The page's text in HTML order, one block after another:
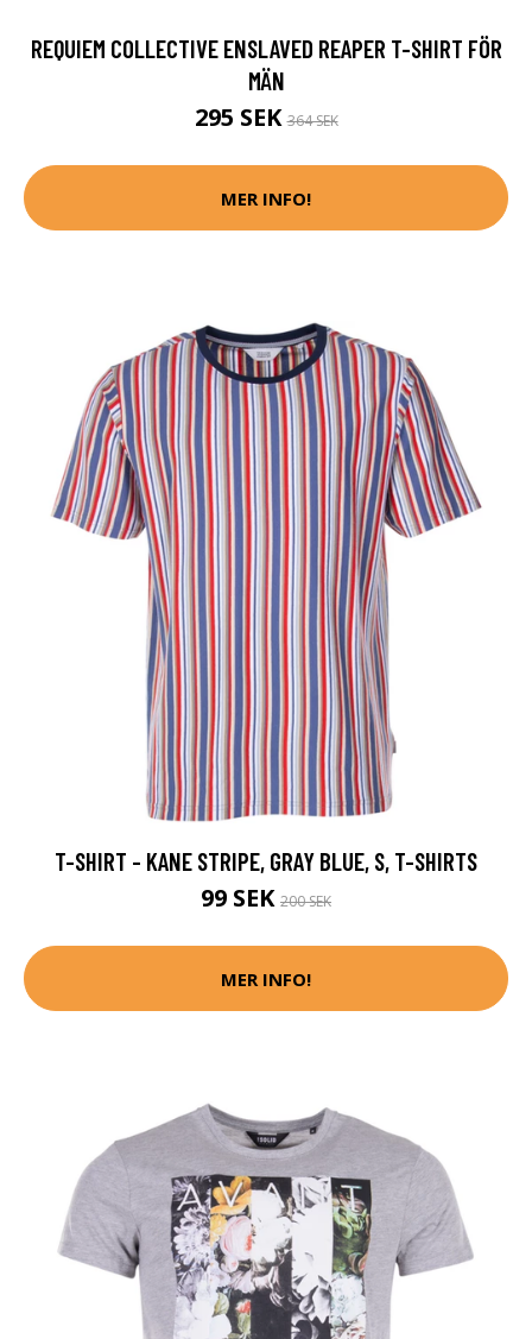
REQUIEM COLLECTIVE ENSLAVED REAPER T-SHIRT FÖR
MÄN
295 SEK364 SEK
MER INFO!
T-SHIRT - KANE STRIPE, GRAY BLUE, S, T-SHIRTS
99 SEK 200 SEK
MER INFO!